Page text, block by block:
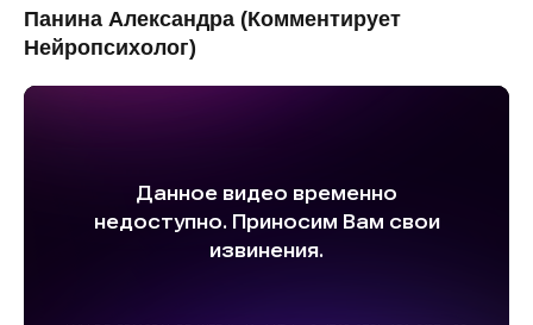
Панина Александра (Комментирует
Нейропсихолог)